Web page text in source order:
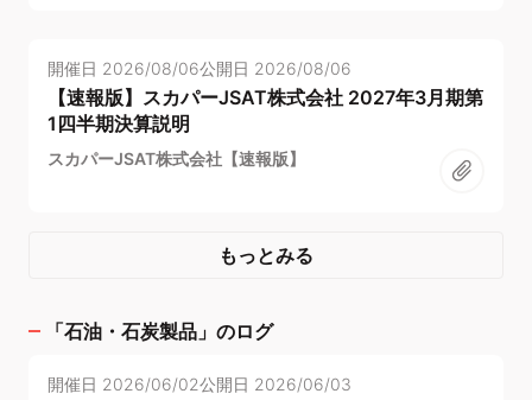
開催日 2026/08/06公開日 2026/08/06
【速報版】スカパーJSAT株式会社 2027年3月期第
1四半期決算説明
スカパーJSAT株式会社【速報版】
もっとみる
「石油・石炭製品 」のログ
開催日 2026/06/02公開日 2026/06/03